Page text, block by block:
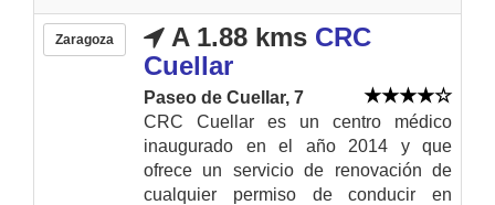
Zaragoza A 1.88 kms CRC
Cuellar
Paseo de Cuellar, 7
CRC Cuellar es un centro médico
inaugurado en el año 2014 y que
ofrece un servicio de renovación de
cualquier permiso de conducir en